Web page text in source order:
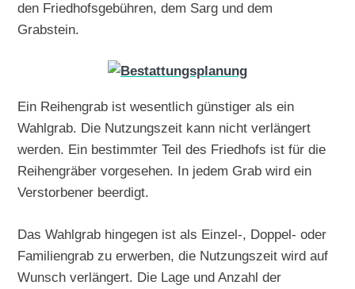
den Friedhofsgebühren, dem Sarg und dem
Grabstein.
Ein Reihengrab ist wesentlich günstiger als ein
Wahlgrab. Die Nutzungszeit kann nicht verlängert
werden. Ein bestimmter Teil des Friedhofs ist für die
Reihengräber vorgesehen. In jedem Grab wird ein
Verstorbener beerdigt.
Das Wahlgrab hingegen ist als Einzel-, Doppel- oder
Familiengrab zu erwerben, die Nutzungszeit wird auf
Wunsch verlängert. Die Lage und Anzahl der